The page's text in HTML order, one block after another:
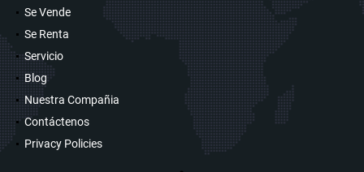
Se Vende
Se Renta
Servicio
Blog
Nuestra Compañia
Contáctenos
Privacy Policies